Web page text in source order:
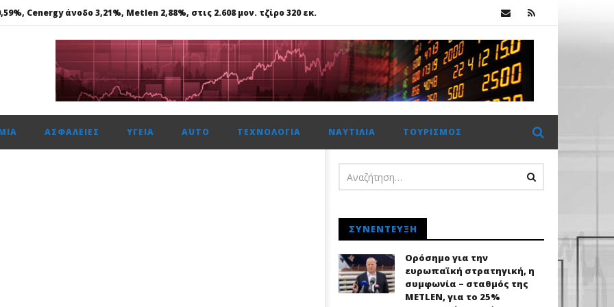
Cenergy άνοδο 3,21%, Metlen 2,88%, στις 2.608 μον. τζίρο 320 εκ.
ασφάλεια θέτει ως προτεραιότητα
Αποκτά το πρώτο Παρατηρητήριο Έργων
Cenergy άνοδο 3,21%, Metlen 2,88%, στις 2.608 μον. τζίρο 320 εκ.
ΑΣΦΆΛΕΙΕΣ ΥΓΕΊΑ AUTO ΤΕΧΝΟΛΟΓΊΑ ΝΑΥΤΙΛΊΑ ΤΟΥΡΙΣΜΌΣ
ΣΥΝΈΝΤΕΥΞΗ
Ορόσημο για την
ευρωπαϊκή στρατηγική, η
συμφωνία – σταθμός της
METLEN, για το 25%